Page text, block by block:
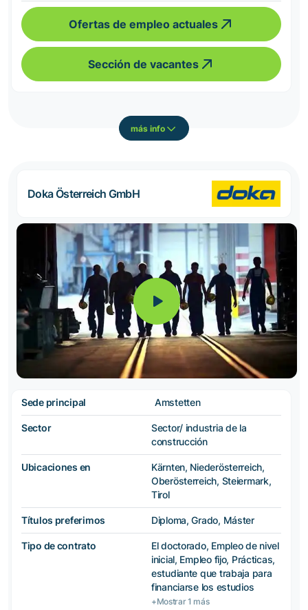
Ofertas de empleo actuales
Sección de vacantes
más info
Doka Österreich GmbH
Sede principal Amstetten
Sector
Sector/ industria de la
construcción
Ubicaciones en
Kärnten, Niederösterreich,
Oberösterreich, Steiermark,
Tirol
Títulos preferimos Diploma, Grado, Máster
Tipo de contrato
El doctorado, Empleo de nivel
inicial, Empleo fijo, Prácticas,
estudiante que trabaja para
financiarse los estudios
+Mostrar 1 más